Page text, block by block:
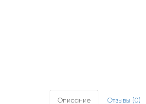
Описание Отзывы (0)